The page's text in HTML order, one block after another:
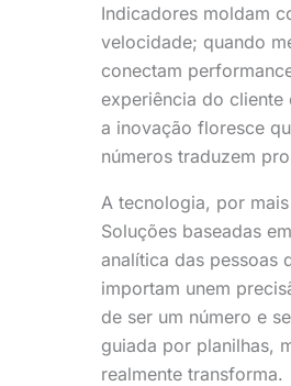
Indicadores moldam
velocidade; quando
conectam
experiência do
a inovação floresce
números traduzem
A tecnologia, por
Soluções baseadas
analítica das pessoas
importam unem
de ser um número e
guiada por planilhas,
realmente transforma.